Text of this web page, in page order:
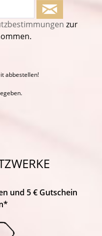
zur
abbestellen!
und 5 € Gutschein